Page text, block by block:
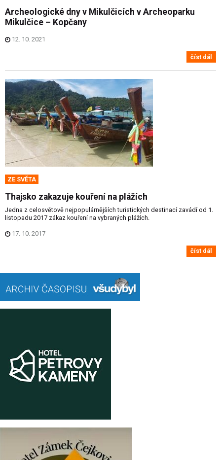
Archeologické dny v Mikulčicích v Archeoparku
Mikulčice – Kopčany
12. 10. 2021
číst dál
ZE SVĚTA
Thajsko zakazuje kouření na plážích
Jedna z celosvětově nejpopulárnějších turistických destinací zavádí od 1.
listopadu 2017 zákaz kouření na vybraných plážích.
17. 10. 2017
číst dál